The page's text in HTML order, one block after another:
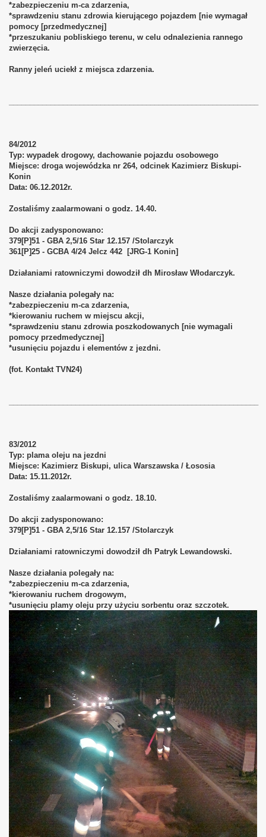
*zabezpieczeniu m-ca zdarzenia,
*sprawdzeniu stanu zdrowia kierującego pojazdem [nie wymagał
pomocy [przedmedycznej]
*przeszukaniu pobliskiego terenu, w celu odnalezienia rannego
zwierzęcia.
Ranny jeleń uciekł z miejsca zdarzenia.
84/2012
Typ: wypadek drogowy, dachowanie pojazdu osobowego
Miejsce: droga wojewódzka nr 264, odcinek Kazimierz Biskupi-
Konin
Data: 06.12.2012r.
Zostaliśmy zaalarmowani o godz. 14.40.
Do akcji zadysponowano:
379[P]51 - GBA 2,5/16 Star 12.157 /Stolarczyk
361[P]25 - GCBA 4/24 Jelcz 442 [JRG-1 Konin]
Działaniami ratowniczymi dowodził dh Mirosław Włodarczyk.
Nasze działania polegały na:
*zabezpieczeniu m-ca zdarzenia,
*kierowaniu ruchem w miejscu akcji,
*sprawdzeniu stanu zdrowia poszkodowanych [nie wymagali
pomocy przedmedycznej]
*usunięciu pojazdu i elementów z jezdni.
(fot. Kontakt TVN24)
83/2012
Typ: plama oleju na jezdni
Miejsce: Kazimierz Biskupi, ulica Warszawska / Łososia
Data: 15.11.2012r.
Zostaliśmy zaalarmowani o godz. 18.10.
Do akcji zadysponowano:
379[P]51 - GBA 2,5/16 Star 12.157 /Stolarczyk
Działaniami ratowniczymi dowodził dh Patryk Lewandowski.
Nasze działania polegały na:
*zabezpieczeniu m-ca zdarzenia,
*kierowaniu ruchem drogowym,
*usunięciu plamy oleju przy użyciu sorbentu oraz szczotek.